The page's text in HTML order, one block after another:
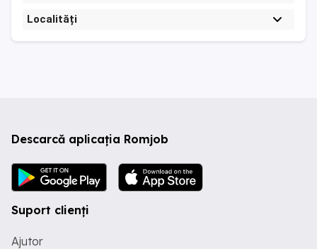
Localități
Descarcă aplicația Romjob
Suport clienți
Ajutor